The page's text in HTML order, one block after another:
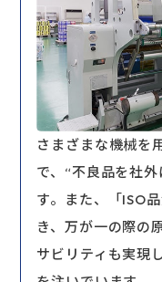
さまざまな機械を
で、“不良品を社
す。また、「ISO
き、万が一の際の
サビリティも実現